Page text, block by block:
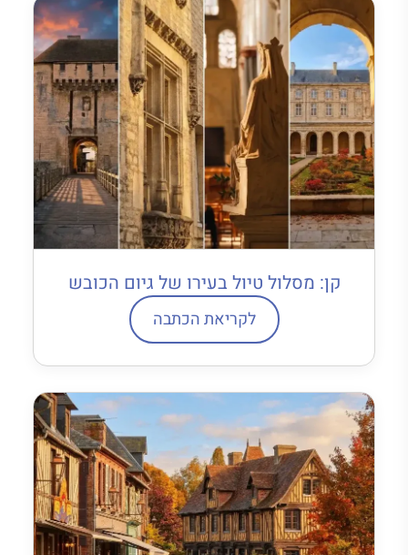
קן: מסלול טיול בעירו של גיום הכובש
לקריאת הכתבה